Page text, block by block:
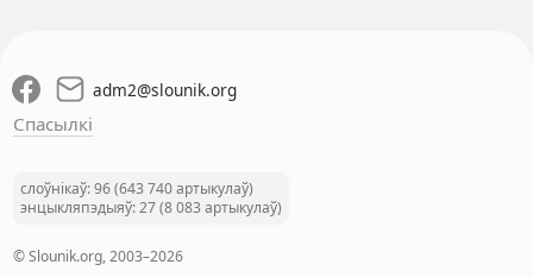
adm2@slounik.org
Спасылкі
слоўнікаў: 96 (643 740 артыкулаў)
энцыкляпэдыяў: 27 (8 083 артыкулаў)
© Slounik.org, 2003–2026